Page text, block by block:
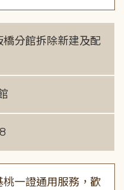
橋分館拆除新建及配
桃一證通用服務，歡